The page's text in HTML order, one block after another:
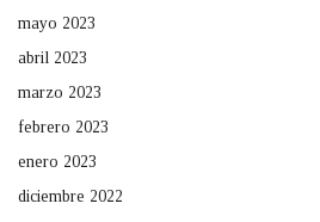
mayo 2023
abril 2023
marzo 2023
febrero 2023
enero 2023
diciembre 2022